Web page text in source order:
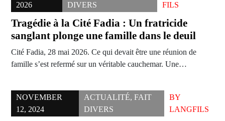
2026
DIVERS
FILS
Tragédie à la Cité Fadia : Un fratricide
sanglant plonge une famille dans le deuil
Cité Fadia, 28 mai 2026. Ce qui devait être une réunion de
famille s’est refermé sur un véritable cauchemar. Une…
NOVEMBER
12, 2024
ACTUALITÉ, FAIT
DIVERS
BY
LANGFILS